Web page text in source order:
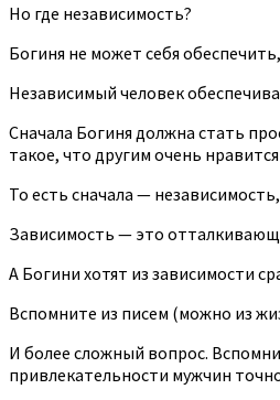
Но где независимость?
Богиня не может себя
Независимый человек
Сначала Богиня должна стать
такое, что другим очень
То есть сначала —
Зависимость — это
А Богини хотят из зависимости
Вспомните из писем (можно из
И более сложный вопрос.
привлекательности мужчин